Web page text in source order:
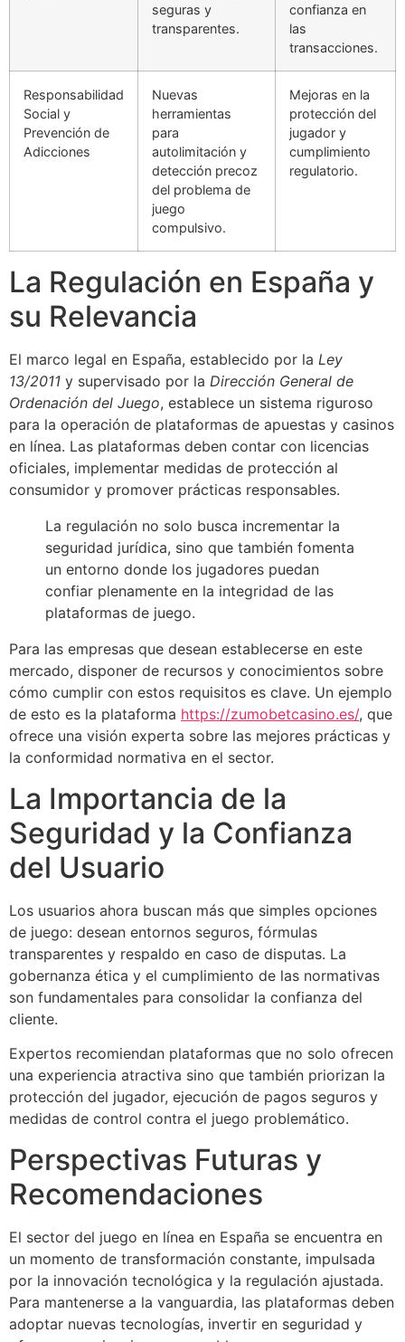
seguras y
transparentes.
confianza en
las
transacciones.
Responsabilidad
Social y
Prevención de
Adicciones
Nuevas
herramientas
para
autolimitación y
detección precoz
del problema de
juego
compulsivo.
Mejoras en la
protección del
jugador y
cumplimiento
regulatorio.
La Regulación en España y
su Relevancia
El marco legal en España, establecido por la Ley
13/2011 y supervisado por la Dirección General de
Ordenación del Juego, establece un sistema riguroso
para la operación de plataformas de apuestas y casinos
en línea. Las plataformas deben contar con licencias
oficiales, implementar medidas de protección al
consumidor y promover prácticas responsables.
La regulación no solo busca incrementar la
seguridad jurídica, sino que también fomenta
un entorno donde los jugadores puedan
confiar plenamente en la integridad de las
plataformas de juego.
Para las empresas que desean establecerse en este
mercado, disponer de recursos y conocimientos sobre
cómo cumplir con estos requisitos es clave. Un ejemplo
de esto es la plataforma https://zumobetcasino.es/, que
ofrece una visión experta sobre las mejores prácticas y
la conformidad normativa en el sector.
La Importancia de la
Seguridad y la Confianza
del Usuario
Los usuarios ahora buscan más que simples opciones
de juego: desean entornos seguros, fórmulas
transparentes y respaldo en caso de disputas. La
gobernanza ética y el cumplimiento de las normativas
son fundamentales para consolidar la confianza del
cliente.
Expertos recomiendan plataformas que no solo ofrecen
una experiencia atractiva sino que también priorizan la
protección del jugador, ejecución de pagos seguros y
medidas de control contra el juego problemático.
Perspectivas Futuras y
Recomendaciones
El sector del juego en línea en España se encuentra en
un momento de transformación constante, impulsada
por la innovación tecnológica y la regulación ajustada.
Para mantenerse a la vanguardia, las plataformas deben
adoptar nuevas tecnologías, invertir en seguridad y